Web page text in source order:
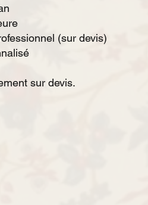
(sur devis)
sur devis.